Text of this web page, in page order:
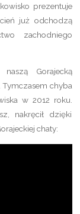
prezentuje
już odchodzą
zachodniego
Gorajecką
Tymczasem chyba
w 2012 roku.
nakręcił dzięki
chaty: